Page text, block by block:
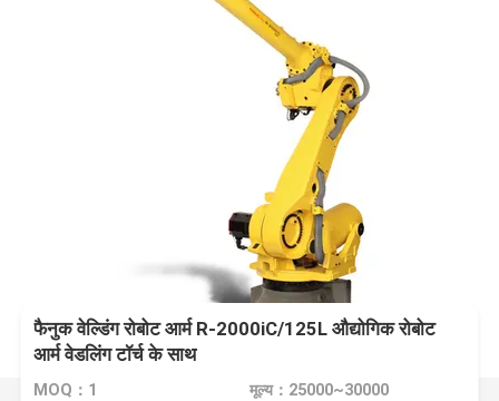
फैनुक वेल्डिंग रोबोट आर्म R-2000iC/125L औद्योगिक रोबोट
आर्म वेडलिंग टॉर्च के साथ
MOQ：1 मूल्य：25000~30000